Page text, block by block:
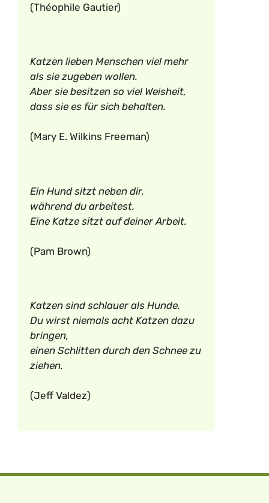
(Théophile Gautier)
Katzen lieben Menschen viel mehr
als sie zugeben wollen.
Aber sie besitzen so viel Weisheit,
dass sie es für sich behalten.
(Mary E. Wilkins Freeman)
Ein Hund sitzt neben dir,
während du arbeitest.
Eine Katze sitzt auf deiner Arbeit.
(Pam Brown)
Katzen sind schlauer als Hunde.
Du wirst niemals acht Katzen dazu
bringen,
einen Schlitten durch den Schnee zu
ziehen.
(Jeff Valdez)